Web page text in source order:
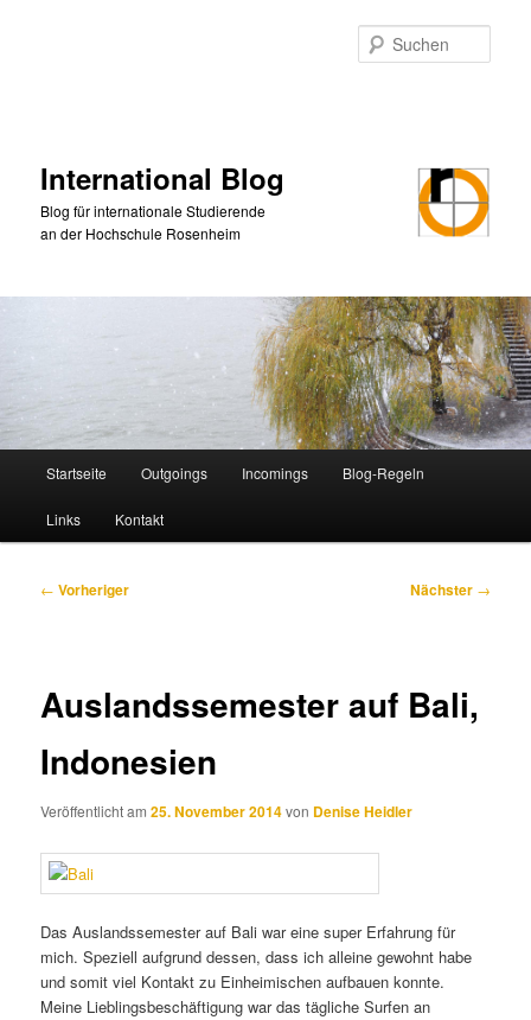
International Blog
Blog für internationale Studierende
an der Hochschule Rosenheim
Startseite Outgoings Incomings Blog-Regeln
Links Kontakt
Beitragsnavigation
← Vorheriger Nächster →
Auslandssemester auf Bali,
Indonesien
Veröffentlicht am25. November 2014von Denise Heidler
Das Auslandssemester auf Bali war eine super Erfahrung für
mich. Speziell aufgrund dessen, dass ich alleine gewohnt habe
und somit viel Kontakt zu Einheimischen aufbauen konnte.
Meine Lieblingsbeschäftigung war das tägliche Surfen an